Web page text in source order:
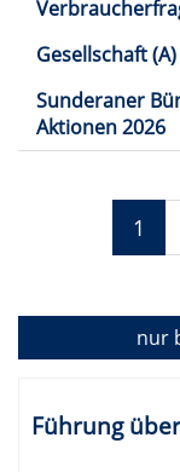
Gesellschaft (A)
Sunderaner
Aktionen 2026
1
nur
können
Führung